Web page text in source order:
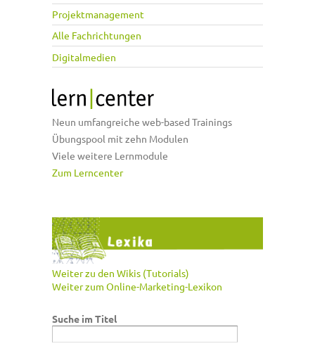
Projektmanagement
Alle Fachrichtungen
Digitalmedien
Neun umfangreiche web-based Trainings
Übungspool mit zehn Modulen
Viele weitere Lernmodule
Zum Lerncenter
Weiter zu den Wikis (Tutorials)
Weiter zum Online-Marketing-Lexikon
Suche im Titel